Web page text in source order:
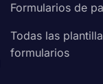
Formularios de
Todas las
formularios